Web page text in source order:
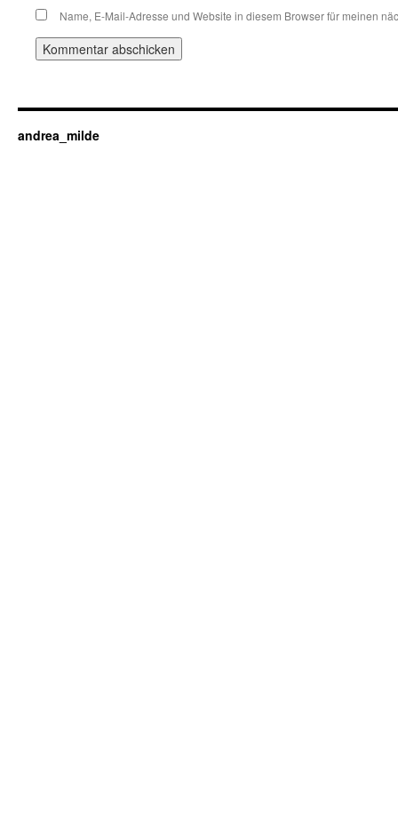
Name, E-Mail-Adresse und Website in diesem Browser für meinen
andrea_milde